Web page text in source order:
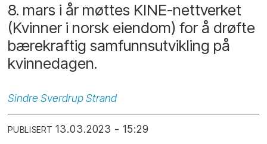
8. mars i år møttes KINE-nettverket
(Kvinner i norsk eiendom) for å drøfte
bærekraftig samfunnsutvikling på
kvinnedagen.
Sindre Sverdrup Strand
PUBLISERT 13.03.2023 - 15:29